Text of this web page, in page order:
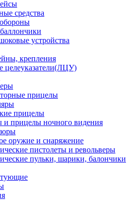
средства
устройства
крепления
целеуказатели(ЛЦУ)
прицелы
прицелы
прицелы ночного видения
оружие и снаряжение
пистолеты и револьверы
пульки, шарики, балончики